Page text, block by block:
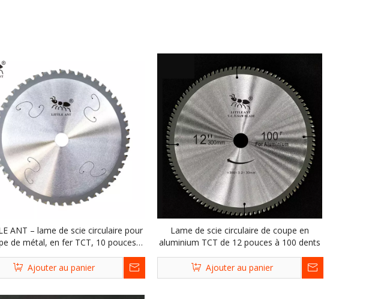
ANT – lame de scie circulaire pour
de métal, en fer TCT, 10 pouces,
Ajouter au panier
Lame de scie circulaire de coupe en
aluminium TCT de 12 pouces à 100 dents
Ajouter au panier